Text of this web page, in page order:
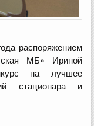
распоряжением
МБ» Ириной
на лучшее
стационара и